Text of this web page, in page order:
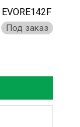
EVORE142F
Под заказ